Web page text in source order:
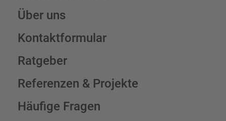
Über uns
Kontaktformular
Ratgeber
Referenzen & Projekte
Häufige Fragen